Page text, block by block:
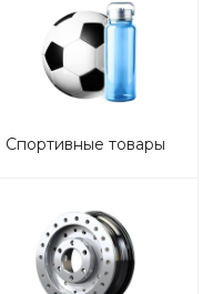
Спортивные товары